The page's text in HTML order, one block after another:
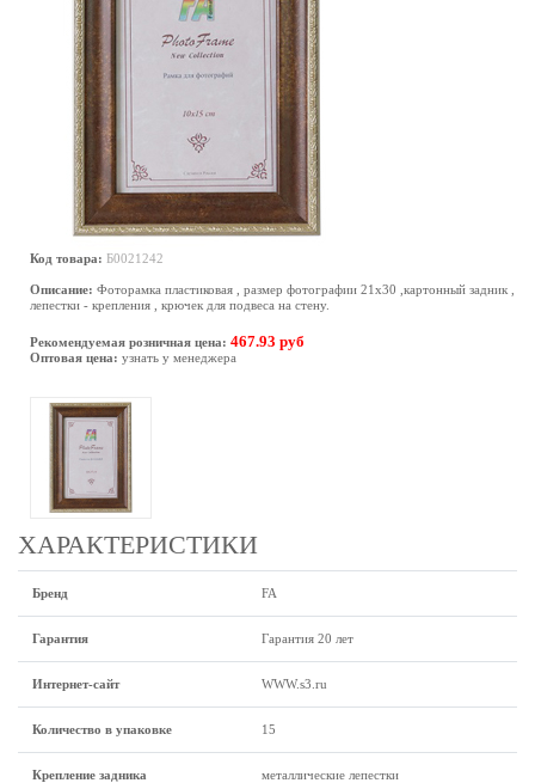
Код товара: Б0021242
Описание: Фоторамка пластиковая , размер фотографии 21х30 ,картонный задник ,
лепестки - крепления , крючек для подвеса на стену.
Рекомендуемая розничная цена: 467.93 руб
Оптовая цена: узнать у менеджера
ХАРАКТЕРИСТИКИ
Бренд FA
Гарантия Гарантия 20 лет
Интернет-сайт WWW.s3.ru
Количество в упаковке 15
Крепление задника металлические лепестки